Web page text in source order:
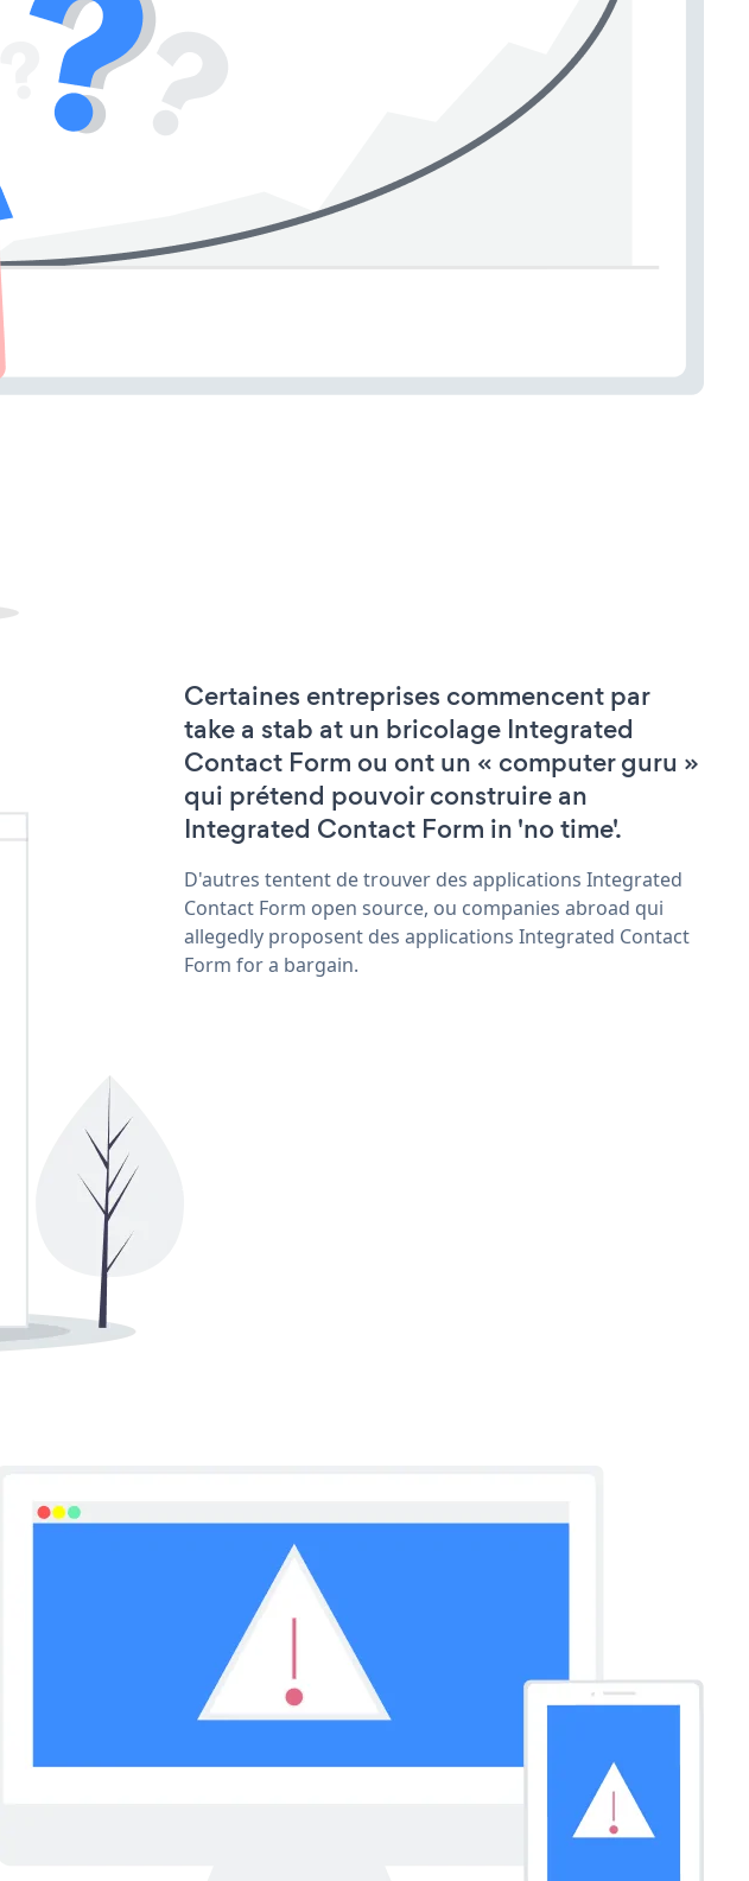
Certaines entreprises commencent par
take a stab at un bricolage Integrated
Contact Form ou ont un « computer guru »
qui prétend pouvoir construire an
Integrated Contact Form in 'no time'.
D'autres tentent de trouver des applications Integrated
Contact Form open source, ou companies abroad qui
allegedly proposent des applications Integrated Contact
Form for a bargain.